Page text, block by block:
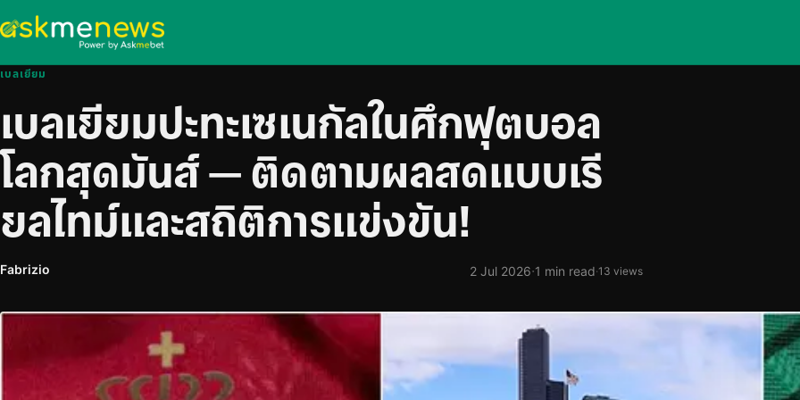
เบลเยียม
เบลเยียมปะทะเซเนกัลในศึกฟุตบอล
โลกสุดมันส์ — ติดตามผลสดแบบเรี
ยลไทม์และสถิติการแข่งขัน!
Fabrizio 2 Jul 2026·1 min read·13 views